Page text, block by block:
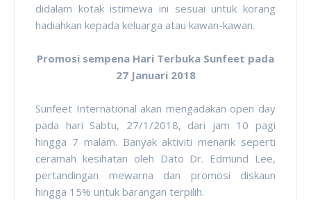
didalam kotak istimewa ini sesuai untuk korang
hadiahkan kepada keluarga atau kawan-kawan.
Promosi sempena Hari Terbuka Sunfeet pada
27 Januari 2018
Sunfeet International akan mengadakan open day
pada hari Sabtu, 27/1/2018, dari jam 10 pagi
hingga 7 malam. Banyak aktiviti menarik seperti
ceramah kesihatan oleh Dato Dr. Edmund Lee,
pertandingan mewarna dan promosi diskaun
hingga 15% untuk barangan terpilih.